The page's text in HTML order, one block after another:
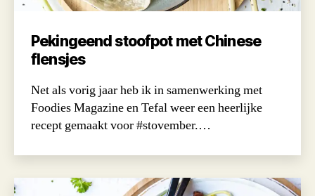
Pekingeend stoofpot met Chinese
flensjes
Net als vorig jaar heb ik in samenwerking met
Foodies Magazine en Tefal weer een heerlijke
recept gemaakt voor #stovember.…